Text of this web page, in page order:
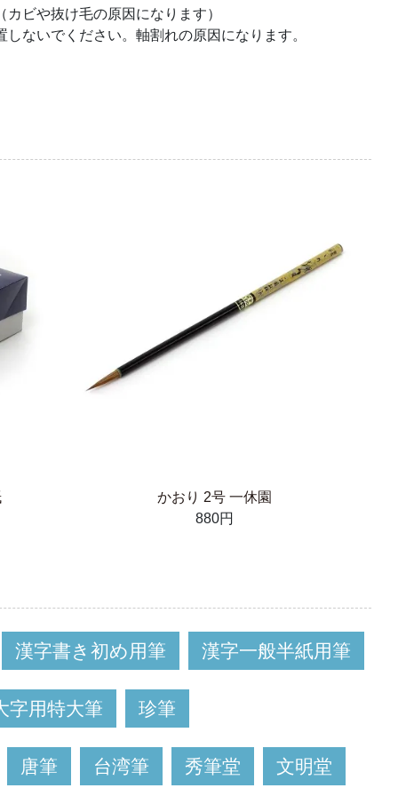
ビや抜け毛の原因になります）
ないでください。軸割れの原因になります。
かおり 2号 一休園
880円
漢字書き初め用筆 漢字一般半紙用筆
字用特大筆 珍筆
唐筆 台湾筆 秀筆堂 文明堂